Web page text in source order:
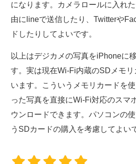
になります。カメラロールに入れ
由にlineで送信したり、Twitterや
ドしたりしてよいです。
以上はデジカメの写真をiPhoneに
す。実は現在Wi-Fi内蔵のSDメモ
います。こういうメモリカードを
った写真を直接にWi-Fi対応のスマ
ウンロードできます。パソコンの
うSDカードの購入を考慮してよい